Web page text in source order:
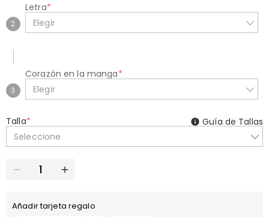
2
Letra*
Elegir
3
Corazón en la manga*
Elegir
Talla*
Seleccione
Guía de Tallas
Añadir tarjeta regalo